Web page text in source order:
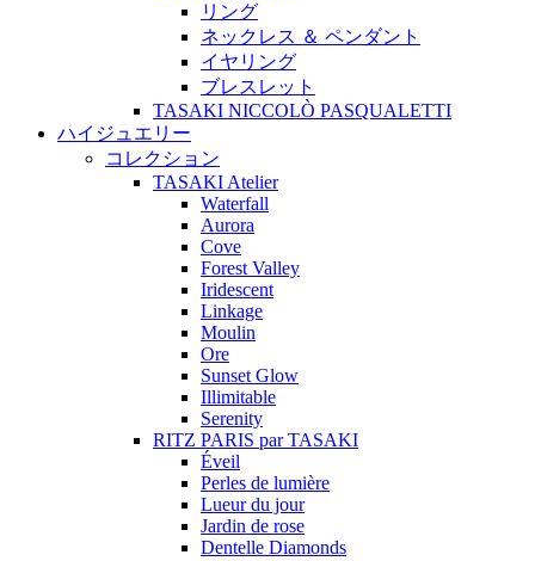
リング
ネックレス ＆ ペンダント
イヤリング
ブレスレット
TASAKI NICCOLÒ PASQUALETTI
ハイジュエリー
コレクション
TASAKI Atelier
Waterfall
Aurora
Cove
Forest Valley
Iridescent
Linkage
Moulin
Ore
Sunset Glow
Illimitable
Serenity
RITZ PARIS par TASAKI
Éveil
Perles de lumière
Lueur du jour
Jardin de rose
Dentelle Diamonds